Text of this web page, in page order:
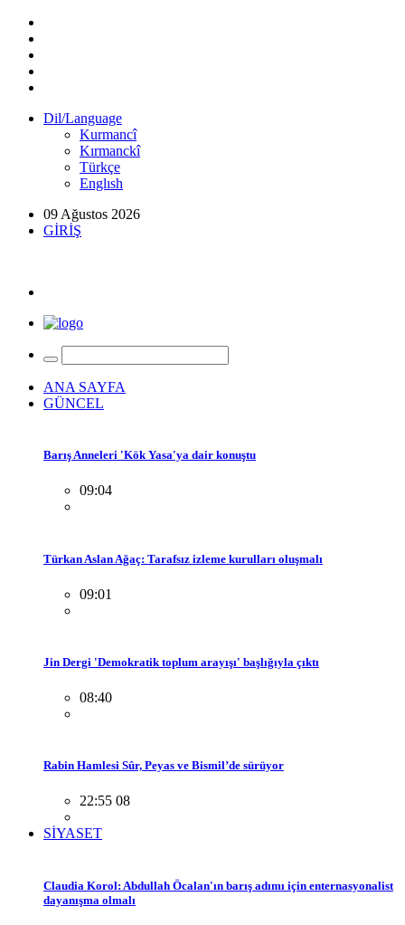
Dil/Language
Kurmancî
Kırmanckî
Türkçe
Englısh
09 Ağustos 2026
GİRİŞ
ANA SAYFA
GÜNCEL
Barış Anneleri 'Kök Yasa'ya dair konuştu
09:04
Türkan Aslan Ağaç: Tarafsız izleme kurulları oluşmalı
09:01
Jin Dergi 'Demokratik toplum arayışı' başlığıyla çıktı
08:40
Rabin Hamlesi Sûr, Peyas ve Bismil’de sürüyor
22:55 08
SİYASET
Claudia Korol: Abdullah Öcalan'ın barış adımı için enternasyonalist
dayanışma olmalı